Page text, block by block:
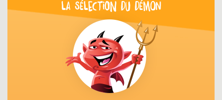
LA SÉLECTION DU DÉMON